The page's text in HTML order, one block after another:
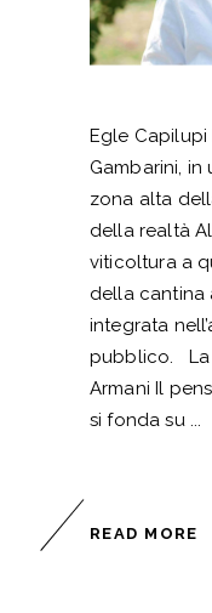
Egle
Gambarini,
zona alta
della realtà
viticoltura a
della cantina
integrata
pubblico. La
Armani Il
si fonda su
READ MORE